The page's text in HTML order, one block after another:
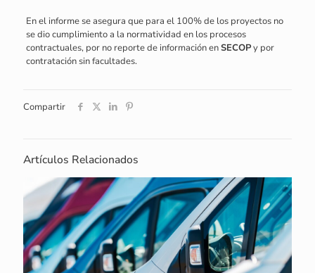
En el informe se asegura que para el 100% de los proyectos no
se dio cumplimiento a la normatividad en los procesos
contractuales, por no reporte de información enSECOPy por
contratación sin facultades.
Compartir
Artículos Relacionados